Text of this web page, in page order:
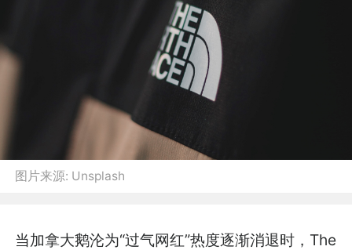
图片来源: Unsplash
当加拿大鹅沦为“过气网红”热度逐渐消退时，The